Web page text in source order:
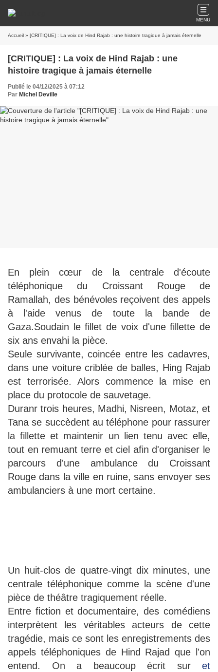
MENU
Accueil » [CRITIQUE] : La voix de Hind Rajab : une histoire tragique à jamais éternelle
[CRITIQUE] : La voix de Hind Rajab : une
histoire tragique à jamais éternelle
Publié le 04/12/2025 à 07:12
Par Michel Deville
En plein cœur de la centrale d'écoute
téléphonique du Croissant Rouge de
Ramallah, des bénévoles reçoivent des appels
à l'aide venus de toute la bande de
Gaza.Soudain le fillet de voix d'une fillette de
six ans envahi la pièce.
Seule survivante, coincée entre les cadavres,
dans une voiture criblée de balles, Hing Rajab
est terrorisée. Alors commence la mise en
place du protocole de sauvetage.
Duranr trois heures, Madhi, Nisreen, Motaz, et
Tana se succèdent au téléphone pour rassurer
la fillette et maintenir un lien tenu avec elle,
tout en remuant terre et ciel afin d'organiser le
parcours d'une ambulance du Croissant
Rouge dans la ville en ruine, sans envoyer ses
ambulanciers à une mort certaine.
Un huit-clos de quatre-vingt dix minutes, une
centrale téléphonique comme la scène d'une
pièce de théâtre tragiquement réelle.
Entre fiction et documentaire, des comédiens
interprètent les véritables acteurs de cette
tragédie, mais ce sont les enregistrements des
appels téléphoniques de Hind Rajad que l'on
entend. On a beaucoup écrit sur et